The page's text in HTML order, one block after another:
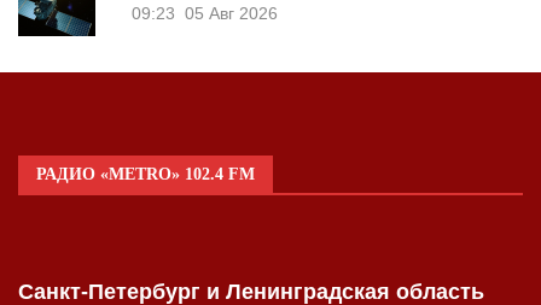
09:23 05 Авг 2026
РАДИО «METRO» 102.4 FM
Санкт-Петербург и Ленинградская область